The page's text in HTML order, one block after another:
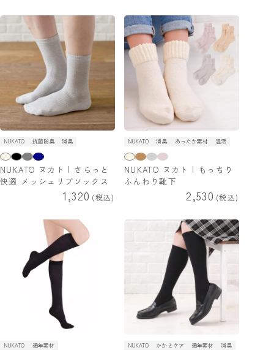
NUKATO 抗菌防臭 消臭
NUKATO ヌカト | さらっと
快適 メッシュリブソックス
1,320 税込
NUKATO 消臭 あったか素材 温活
NUKATO ヌカト | もっちり
ふんわり靴下
2,530 税込
NUKATO 通年素材 NUKATO かかとケア 通年素材 消臭